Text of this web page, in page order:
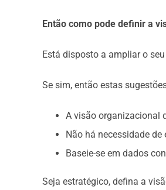
Então como pode definir a
Está disposto a ampliar o
Se sim, então estas
A visão organizacional
Não há necessidade
Baseie-se em dados
Seja estratégico, defina a